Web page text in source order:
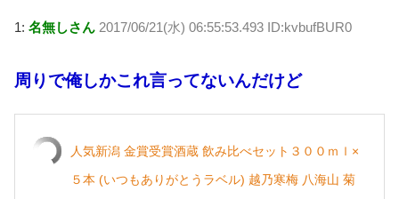
tt
er
e
n
a
c
e
b
o
o
k
e
er
n
ot
e
ck
et
1: 名無しさん 2017/06/21(水) 06:55:53.493 ID:kvbufBUR0
周りで俺しかこれ言ってないんだけど
人気新潟 金賞受賞酒蔵 飲み比べセット３００ｍｌ×
５本 (いつもありがとうラベル) 越乃寒梅 八海山 菊